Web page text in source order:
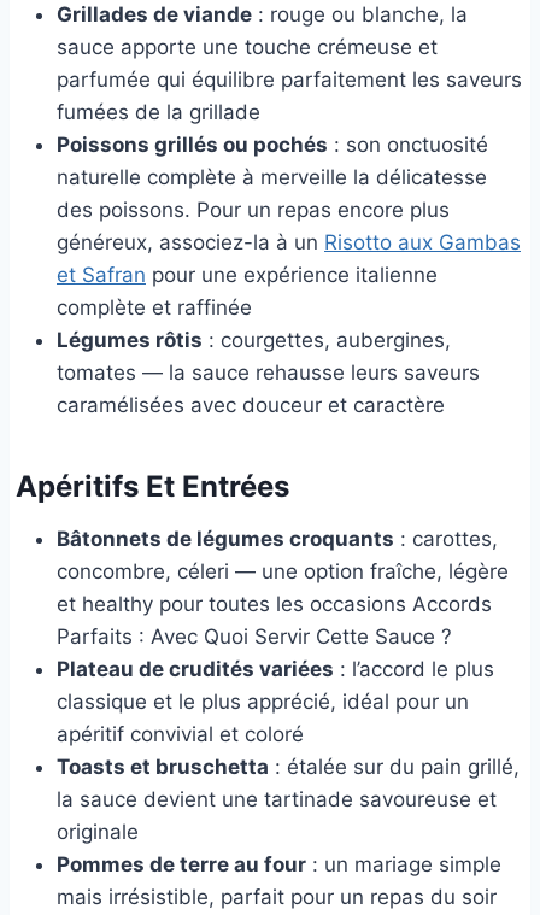
Grillades de viande : rouge ou blanche, la
sauce apporte une touche crémeuse et
parfumée qui équilibre parfaitement les saveurs
fumées de la grillade
Poissons grillés ou pochés : son onctuosité
naturelle complète à merveille la délicatesse
des poissons. Pour un repas encore plus
généreux, associez-la à un Risotto aux Gambas
et Safran pour une expérience italienne
complète et raffinée
Légumes rôtis : courgettes, aubergines,
tomates — la sauce rehausse leurs saveurs
caramélisées avec douceur et caractère
Apéritifs Et Entrées
Bâtonnets de légumes croquants : carottes,
concombre, céleri — une option fraîche, légère
et healthy pour toutes les occasions Accords
Parfaits : Avec Quoi Servir Cette Sauce ?
Plateau de crudités variées : l’accord le plus
classique et le plus apprécié, idéal pour un
apéritif convivial et coloré
Toasts et bruschetta : étalée sur du pain grillé,
la sauce devient une tartinade savoureuse et
originale
Pommes de terre au four : un mariage simple
mais irrésistible, parfait pour un repas du soir